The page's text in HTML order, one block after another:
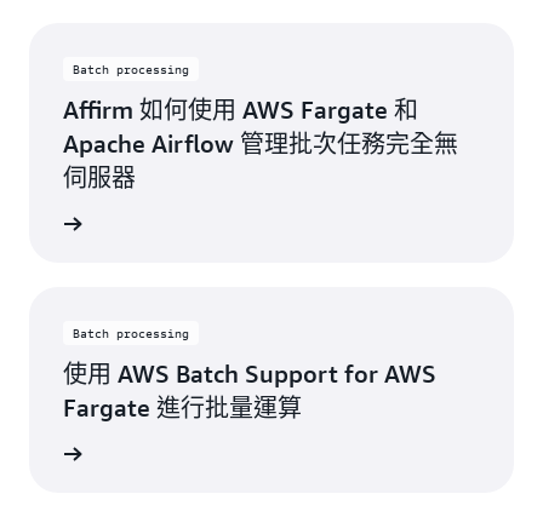
Batch processing
Affirm 如何使用 AWS Fargate 和
Apache Airflow 管理批次任務完全無
伺服器
Batch processing
使用 AWS Batch Support for AWS
Fargate 進行批量運算